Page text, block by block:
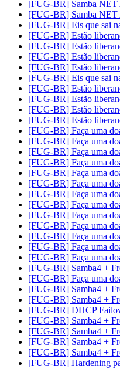
[FUG-BR] Samba
[FUG-BR] Samba
[FUG-BR] Eis que sai
[FUG-BR] Estão
[FUG-BR] Estão
[FUG-BR] Estão
[FUG-BR] Estão
[FUG-BR] Eis que sai
[FUG-BR] Estão
[FUG-BR] Estão
[FUG-BR] Estão
[FUG-BR] Estão
[FUG-BR] Faça uma
[FUG-BR] Faça uma
[FUG-BR] Faça uma
[FUG-BR] Faça uma
[FUG-BR] Faça uma
[FUG-BR] Faça uma
[FUG-BR] Faça uma
[FUG-BR] Faça uma
[FUG-BR] Faça uma
[FUG-BR] Faça uma
[FUG-BR] Faça uma
[FUG-BR] Faça uma
[FUG-BR] Faça uma
[FUG-BR] Samba4 +
[FUG-BR] Faça uma
[FUG-BR] Samba4 +
[FUG-BR] Samba4 +
[FUG-BR] DHCP
[FUG-BR] Samba4 +
[FUG-BR] Samba4 +
[FUG-BR] Samba4 +
[FUG-BR] Samba4 +
[FUG-BR] Hardening